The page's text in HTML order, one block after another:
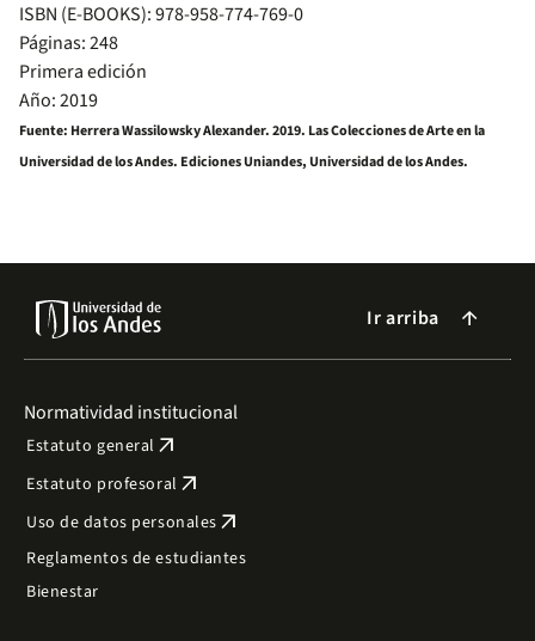
ISBN (E-BOOKS): 978-958-774-769-0
Páginas: 248
Primera edición
Año: 2019
Fuente: Herrera Wassilowsky Alexander. 2019. Las Colecciones de Arte en la
Universidad de los Andes. Ediciones Uniandes, Universidad de los Andes.
Ir arriba arrow_forward
Normatividad institucional
Estatuto general arrow_outward
Estatuto profesoral arrow_outward
Uso de datos personales arrow_outward
Reglamentos de estudiantes
Bienestar